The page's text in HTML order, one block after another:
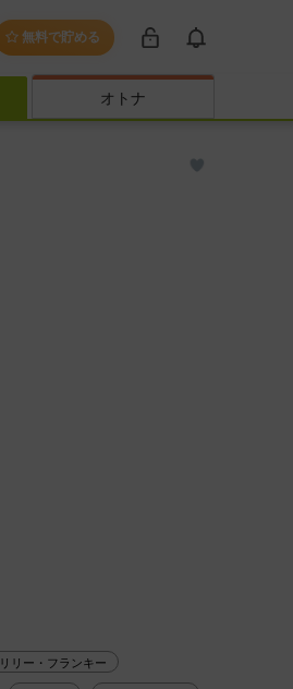
無料で貯める
オトナ
リリー・フランキー